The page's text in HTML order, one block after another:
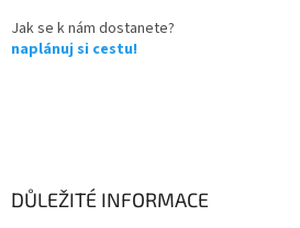
Jak se k nám dostanete?
naplánuj si cestu!
DŮLEŽITÉ INFORMACE